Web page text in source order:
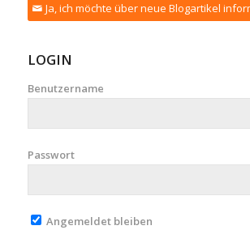
Ja, ich möchte über neue Blogartikel
LOGIN
Benutzername
Passwort
Angemeldet bleiben